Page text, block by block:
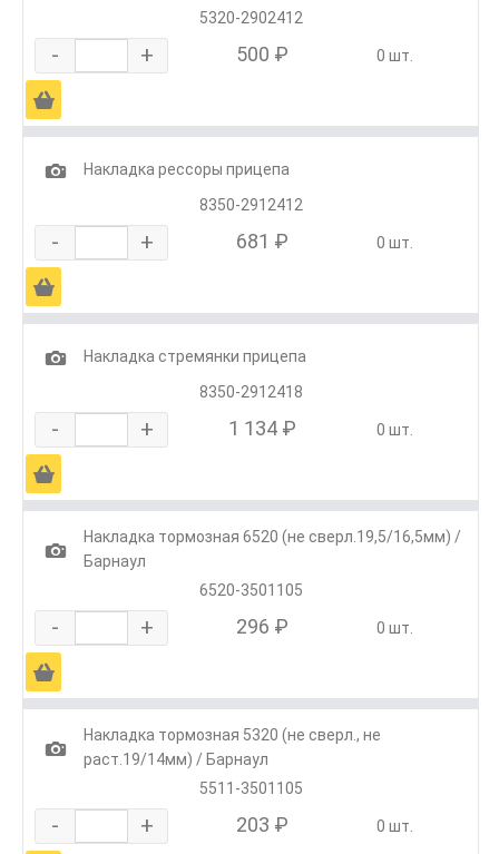
5320-2902412
- + 500 ₽ 0 шт.
Ä
1
Накладка рессоры прицепа
8350-2912412
- + 681 ₽ 0 шт.
Ä
1
Накладка стремянки прицепа
8350-2912418
- + 1 134 ₽ 0 шт.
Ä
1
Накладка тормозная 6520 (не сверл.19,5/16,5мм) /
Барнаул
6520-3501105
- + 296 ₽ 0 шт.
Ä
1
Накладка тормозная 5320 (не сверл., не
раст.19/14мм) / Барнаул
5511-3501105
- + 203 ₽ 0 шт.